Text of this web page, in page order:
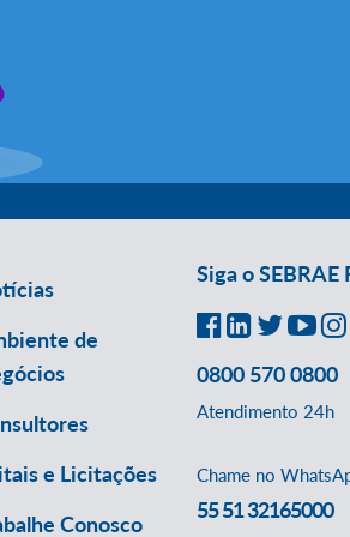
de
e Licitações
Conosco
Siga o SEBRAE
0800 570 0800
Atendimento 24h
Chame no
55 51 32165000